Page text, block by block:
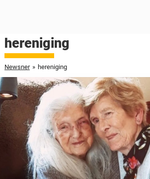
hereniging
Newsner » hereniging